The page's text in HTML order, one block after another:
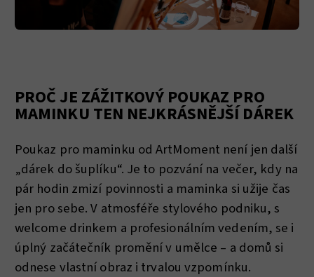
PROČ JE ZÁŽITKOVÝ POUKAZ PRO
MAMINKU TEN NEJKRÁSNĚJŠÍ DÁREK
Poukaz pro maminku od ArtMoment není jen další
„dárek do šuplíku“. Je to pozvání na večer, kdy na
pár hodin zmizí povinnosti a maminka si užije čas
jen pro sebe. V atmosféře stylového podniku, s
welcome drinkem a profesionálním vedením, se i
úplný začátečník promění v umělce – a domů si
odnese vlastní obraz i trvalou vzpomínku.